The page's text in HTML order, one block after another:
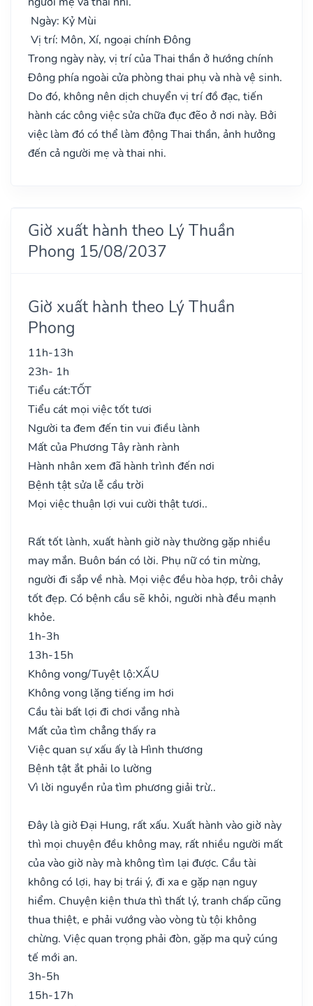
Ngày: Kỷ Mùi
Vị trí: Môn, Xí, ngoại chính Đông
Trong ngày này, vị trí của Thai thần ở hướng chính
Đông phía ngoài cửa phòng thai phụ và nhà vệ sinh.
Do đó, không nên dịch chuyển vị trí đồ đạc, tiến
hành các công việc sửa chữa đục đẽo ở nơi này. Bởi
việc làm đó có thể làm động Thai thần, ảnh hưởng
đến cả người mẹ và thai nhi.
Giờ xuất hành theo Lý Thuần
Phong 15/08/2037
Giờ xuất hành theo Lý Thuần
Phong
11h-13h
23h- 1h
Tiểu cát:TỐT
Tiểu cát mọi việc tốt tươi
Người ta đem đến tin vui điều lành
Mất của Phương Tây rành rành
Hành nhân xem đã hành trình đến nơi
Bệnh tật sửa lễ cầu trời
Mọi việc thuận lợi vui cười thật tươi..
Rất tốt lành, xuất hành giờ này thường gặp nhiều
may mắn. Buôn bán có lời. Phụ nữ có tin mừng,
người đi sắp về nhà. Mọi việc đều hòa hợp, trôi chảy
tốt đẹp. Có bệnh cầu sẽ khỏi, người nhà đều mạnh
khỏe.
1h-3h
13h-15h
Không vong/Tuyệt lộ:XẤU
Không vong lặng tiếng im hơi
Cầu tài bất lợi đi chơi vắng nhà
Mất của tìm chẳng thấy ra
Việc quan sự xấu ấy là Hình thương
Bệnh tật ắt phải lo lường
Vì lời nguyền rủa tìm phương giải trừ..
Đây là giờ Đại Hung, rất xấu. Xuất hành vào giờ này
thì mọi chuyện đều không may, rất nhiều người mất
của vào giờ này mà không tìm lại được. Cầu tài
không có lợi, hay bị trái ý, đi xa e gặp nạn nguy
hiểm. Chuyện kiện thưa thì thất lý, tranh chấp cũng
thua thiệt, e phải vướng vào vòng tù tội không
chừng. Việc quan trọng phải đòn, gặp ma quỷ cúng
tế mới an.
3h-5h
15h-17h